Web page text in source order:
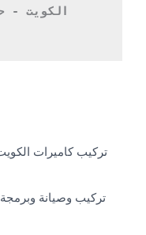
تركيب وصيانة وبرمجة كاميرات /